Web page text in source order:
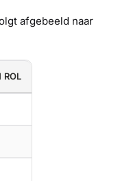
afgebeeld naar
ROL